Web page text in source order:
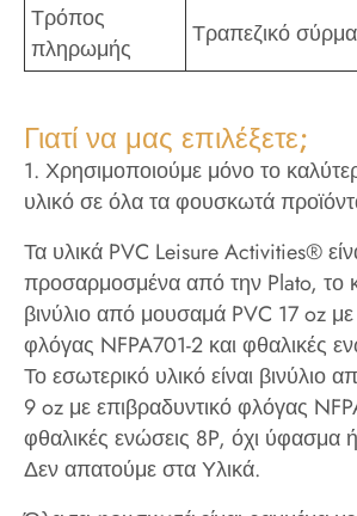
Τρόπος
πληρωμής
Τραπεζικό
Γιατί να μας επιλέξετε;
1. Χρησιμοποιούμε μόνο το
υλικό σε όλα τα φουσκωτά
Τα υλικά PVC Leisure Activities®
προσαρμοσμένα από την Plato, το
βινύλιο από μουσαμά PVC 17 oz με
φλόγας NFPA701-2 και φθαλικές
Το εσωτερικό υλικό είναι βινύλιο
9 oz με επιβραδυντικό φλόγας
φθαλικές ενώσεις 8P, όχι ύφασμα
Δεν απατούμε στα Υλικά.